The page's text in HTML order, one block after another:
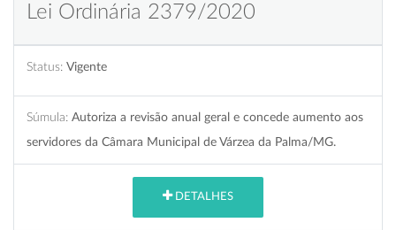
Lei Ordinária 2379/2020
Status: Vigente
Súmula: Autoriza a revisão anual geral e concede aumento aos
servidores da Câmara Municipal de Várzea da Palma/MG.
DETALHES